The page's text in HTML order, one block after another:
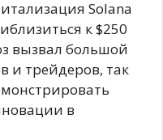
Solana
к $250
вызвал большой
и трейдеров, так
в